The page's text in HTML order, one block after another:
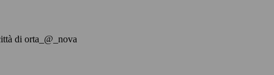
di orta_@_nova